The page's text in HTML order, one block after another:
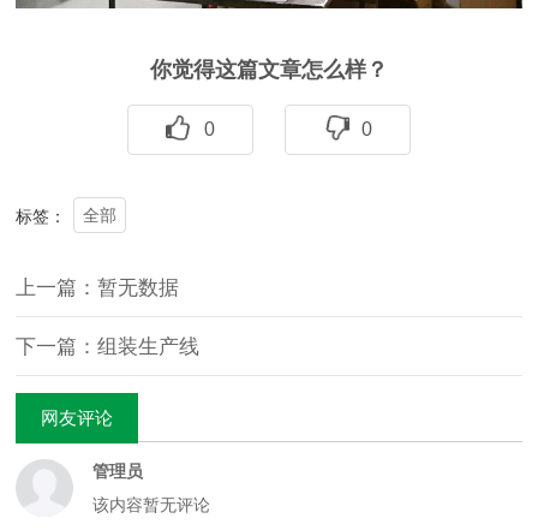
你觉得这篇文章怎么样？
0 0
标签： 全部
上一篇：暂无数据
下一篇：组装生产线
网友评论
管理员
该内容暂无评论